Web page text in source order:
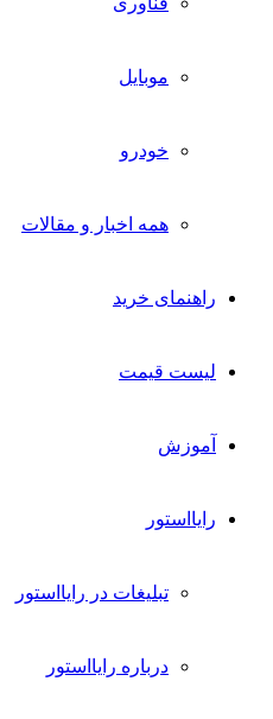
موبایل
خودرو
همه اخبار و مقالات
راهنمای خرید
لیست قیمت
آموزش
رایااستور
تبلیغات در رایااستور
درباره رایااستور